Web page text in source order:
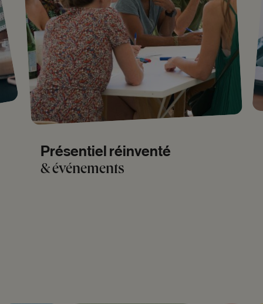
Présentiel réinventé
&événements